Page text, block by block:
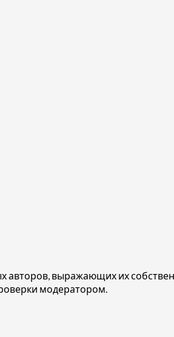
выражающих их
модератором.